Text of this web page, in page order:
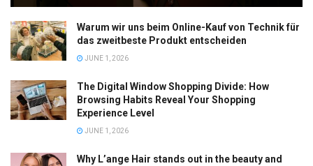
Warum wir uns beim Online-Kauf von Technik für
das zweitbeste Produkt entscheiden
JUNE 1, 2026
The Digital Window Shopping Divide: How
Browsing Habits Reveal Your Shopping
Experience Level
JUNE 1, 2026
Why L’ange Hair stands out in the beauty and